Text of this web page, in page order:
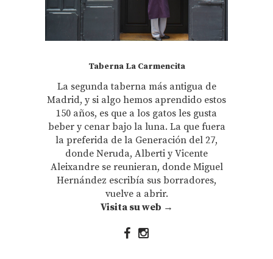
Taberna La Carmencita
La segunda taberna más antigua de
Madrid, y si algo hemos aprendido estos
150 años, es que a los gatos les gusta
beber y cenar bajo la luna. La que fuera
la preferida de la Generación del 27,
donde Neruda, Alberti y Vicente
Aleixandre se reunieran, donde Miguel
Hernández escribía sus borradores,
vuelve a abrir.
Visita su web →